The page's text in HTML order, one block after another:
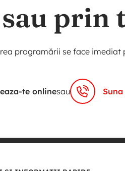
prin
programării se face imediat
te onlinesau